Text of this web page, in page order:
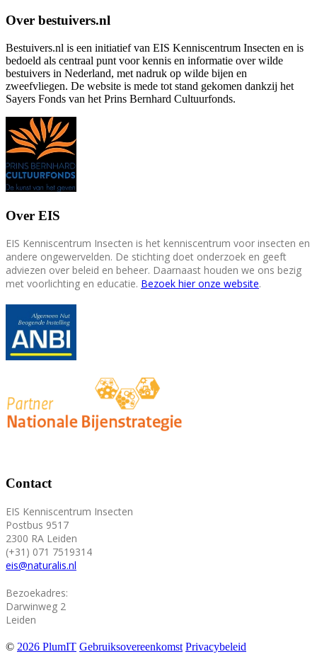
Over bestuivers.nl
Bestuivers.nl is een initiatief van EIS Kenniscentrum Insecten en is
bedoeld als centraal punt voor kennis en informatie over wilde
bestuivers in Nederland, met nadruk op wilde bijen en
zweefvliegen. De website is mede tot stand gekomen dankzij het
Sayers Fonds van het Prins Bernhard Cultuurfonds.
Over EIS
EIS Kenniscentrum Insecten is het kenniscentrum voor insecten en
andere ongewervelden. De stichting doet onderzoek en geeft
adviezen over beleid en beheer. Daarnaast houden we ons bezig
met voorlichting en educatie. Bezoek hier onze website.
Contact
EIS Kenniscentrum Insecten
Postbus 9517
2300 RA Leiden
(+31) 071 7519314
eis@naturalis.nl
Bezoekadres:
Darwinweg 2
Leiden
© 2026 PlumIT Gebruiksovereenkomst Privacybeleid